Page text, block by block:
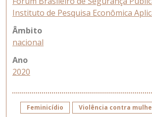
Instituto de Pesquisa Econômica
Âmbito
nacional
Ano
2020
Feminicídio
Violência contra